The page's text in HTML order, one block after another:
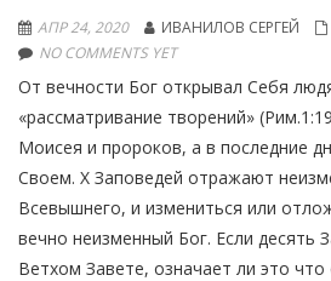
АПР 24, 2020 ИВАНИЛОВ СЕРГЕЙ
NO COMMENTS YET
От вечности Бог открывал Себя
«рассматривание творений»
Моисея и пророков, а в последние
Своем. X Заповедей отражают
Всевышнего, и измениться или
вечно неизменный Бог. Если десять
Ветхом Завете, означает ли это